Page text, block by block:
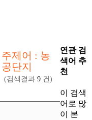
주제어 : 농
공단지
(검색결과 9 건)
연관 검
색어 추
천
이 검색
어로 많
이 본